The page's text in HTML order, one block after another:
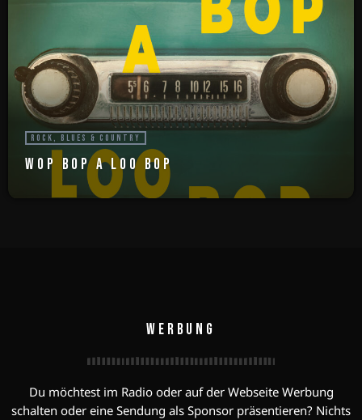
ROCK, BLUES & COUNTRY
WOP BOP A LOO BOP
WERBUNG
Du möchtest im Radio oder auf der Webseite Werbung
schalten oder eine Sendung als Sponsor präsentieren? Nichts